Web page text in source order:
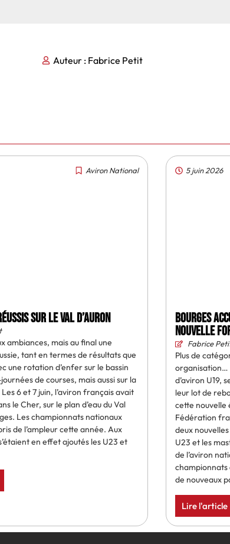
Auteur : Fabrice Petit
Aviron National
sur le Val d’Auron
ambiances, mais au final une
tant en termes de résultats que
une rotation d’enfer sur le bassin
de courses, mais aussi sur la
6 et 7 juin, l’aviron français avait
le Cher, sur le plan d’eau du Val
Les championnats nationaux
de l’ampleur cette année. Aux
en effet ajoutés les U23 et
5 juin 2026
Bourges
nouvelle
Fabrice
Plus de
organisation…
d’aviron U19,
leur lot de
cette nouvelle
Fédération
deux
U23 et les
de l’aviron
championnats
de nouveaux
Lire l'article